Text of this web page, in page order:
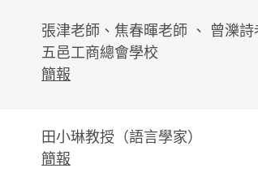
張津老師、焦春暉老師 、 曾濼
五邑工商總會學校
簡報
田小琳教授（語言學家）
簡報